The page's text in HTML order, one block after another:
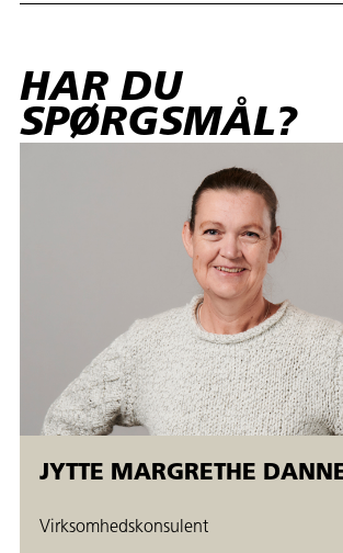
HAR DU
SPØRGSMÅL?
JYTTE MARGRETHE
Virksomhedskonsulent